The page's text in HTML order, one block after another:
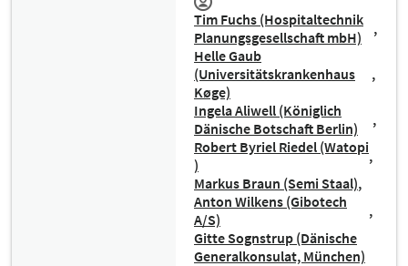
Tim Fuchs (Hospitaltechnik
Planungsgesellschaft mbH)
Helle Gaub
(Universitätskrankenhaus
Køge)
Ingela Aliwell (Königlich
Dänische Botschaft Berlin)
Robert Byriel Riedel (Watopi
)
Markus Braun (Semi Staal)
Anton Wilkens (Gibotech
A/S)
Gitte Sognstrup (Dänische
Generalkonsulat, München)